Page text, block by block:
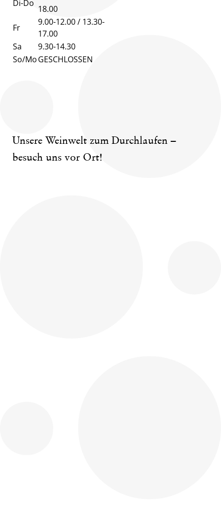
Di-Do
18.00
Fr
9.00-12.00 / 13.30-
17.00
Sa
9.30-14.30
So/MoGESCHLOSSEN
Unsere Weinwelt zum Durchlaufen –
besuch uns vor Ort!